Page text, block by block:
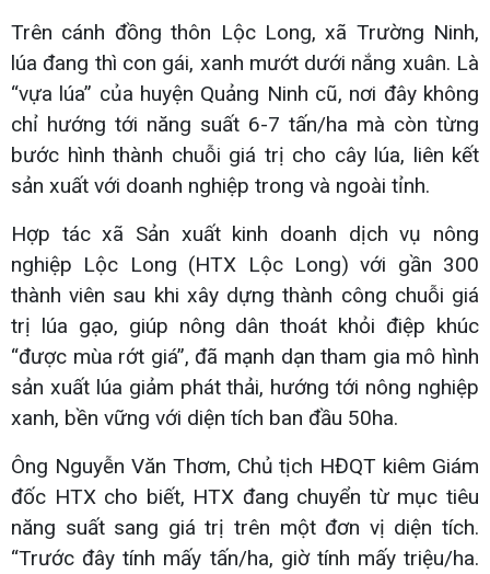
Trên cánh đồng thôn Lộc Long, xã Trường Ninh,
lúa đang thì con gái, xanh mướt dưới nắng xuân. Là
“vựa lúa” của huyện Quảng Ninh cũ, nơi đây không
chỉ hướng tới năng suất 6-7 tấn/ha mà còn từng
bước hình thành chuỗi giá trị cho cây lúa, liên kết
sản xuất với doanh nghiệp trong và ngoài tỉnh.
Hợp tác xã Sản xuất kinh doanh dịch vụ nông
nghiệp Lộc Long (HTX Lộc Long) với gần 300
thành viên sau khi xây dựng thành công chuỗi giá
trị lúa gạo, giúp nông dân thoát khỏi điệp khúc
“được mùa rớt giá”, đã mạnh dạn tham gia mô hình
sản xuất lúa giảm phát thải, hướng tới nông nghiệp
xanh, bền vững với diện tích ban đầu 50ha.
Ông Nguyễn Văn Thơm, Chủ tịch HĐQT kiêm Giám
đốc HTX cho biết, HTX đang chuyển từ mục tiêu
năng suất sang giá trị trên một đơn vị diện tích.
“Trước đây tính mấy tấn/ha, giờ tính mấy triệu/ha.